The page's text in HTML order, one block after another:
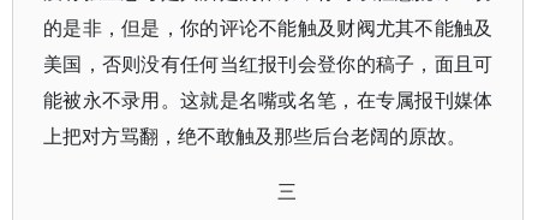
的是非，但是，你的评论不能触及财阀尤其不能触及
美国，否则没有任何当红报刊会登你的稿子，面且可
能被永不录用。这就是名嘴或名笔，在专属报刊媒体
上把对方骂翻，绝不敢触及那些后台老阔的原故。
三